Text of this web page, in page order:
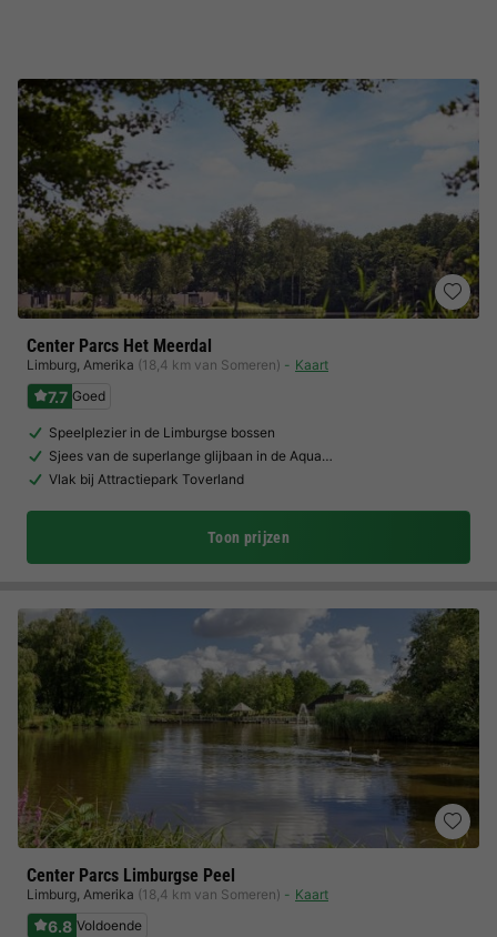
Center Parcs Het Meerdal
Limburg, Amerika (18,4 km van Someren) Kaart
7.7 Goed
Speelplezier in de Limburgse bossen
Sjees van de superlange glijbaan in de Aqua…
Vlak bij Attractiepark Toverland
Toon prijzen
Center Parcs Limburgse Peel
Limburg, Amerika (18,4 km van Someren) Kaart
6.8 Voldoende